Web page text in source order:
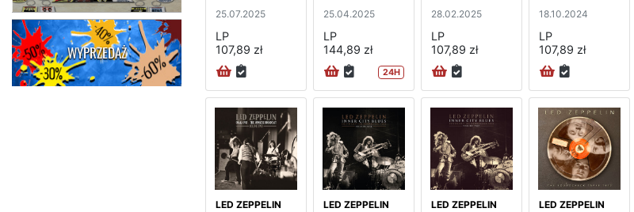
WYPRZEDAŻ
25.07.2025
LP
107,89 zł
25.04.2025
LP
144,89 zł
24H
28.02.2025
LP
107,89 zł
18.10.2024
LP
107,89 zł
LED ZEPPELIN
LED ZEPPELIN
LED ZEPPELIN
LED ZEPPELIN